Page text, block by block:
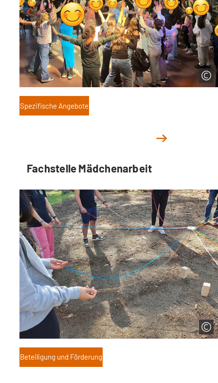
Spezifische Angebote
Fachstelle Mädchenarbeit
Beteiligung und Förderung